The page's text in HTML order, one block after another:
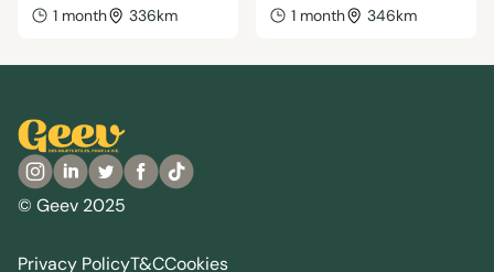
1 month 336km 1 month 346km
© Geev 2025
Privacy PolicyT&CCookies